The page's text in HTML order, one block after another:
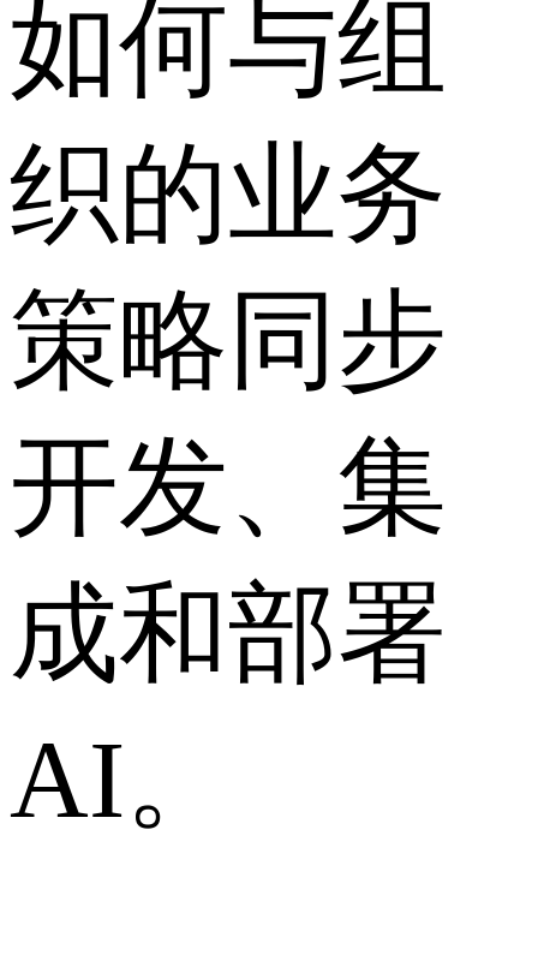
如何与组
织的业务
策略同步
开发、集
成和部署
AI。